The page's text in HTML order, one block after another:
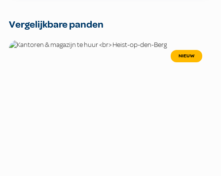
Vergelijkbare panden
NIEUW